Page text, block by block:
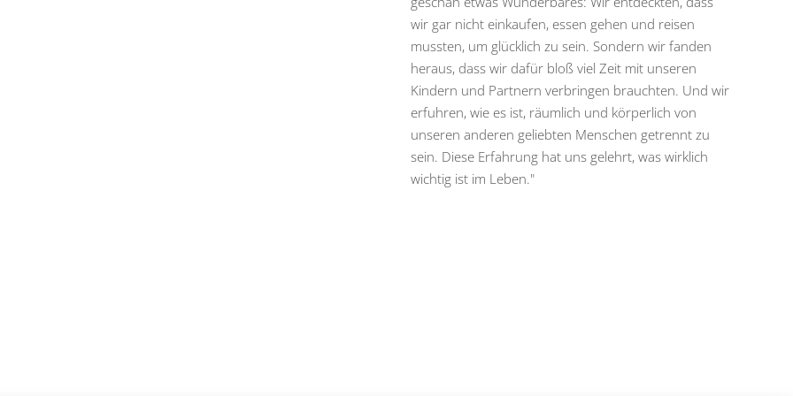
wir gar nicht einkaufen, essen gehen und reisen
mussten, um glücklich zu sein. Sondern wir fanden
heraus, dass wir dafür bloß viel Zeit mit unseren
Kindern und Partnern verbringen brauchten. Und wir
erfuhren, wie es ist, räumlich und körperlich von
unseren anderen geliebten Menschen getrennt zu
sein. Diese Erfahrung hat uns gelehrt, was wirklich
wichtig ist im Leben."